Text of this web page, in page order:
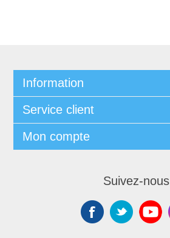
Information
Service client
Mon compte
Suivez-nous